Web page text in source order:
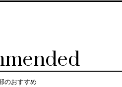
のおすすめ